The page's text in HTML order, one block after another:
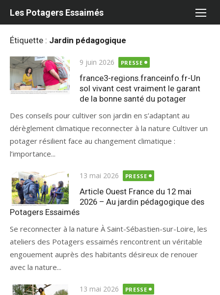
Les Potagers Essaimés
Étiquette : Jardin pédagogique
Publié
le
9 juin 2026 PRESSE
france3-regions.franceinfo.fr-Un
sol vivant cest vraiment le garant
de la bonne santé du potager
Des conseils pour cultiver son jardin en s’adaptant au
dérèglement climatique reconnecter à la nature Cultiver un
potager résilient face au changement climatique :
l’importance...
Publié
le
13 mai 2026 PRESSE
Article Ouest France du 12 mai
2026 – Au jardin pédagogique des
Potagers Essaimés
Se reconnecter à la nature À Saint-Sébastien-sur-Loire, les
ateliers des Potagers essaimés rencontrent un véritable
engouement auprès des habitants désireux de renouer
avec la nature...
Publié
13 mai 2026 PRESSE